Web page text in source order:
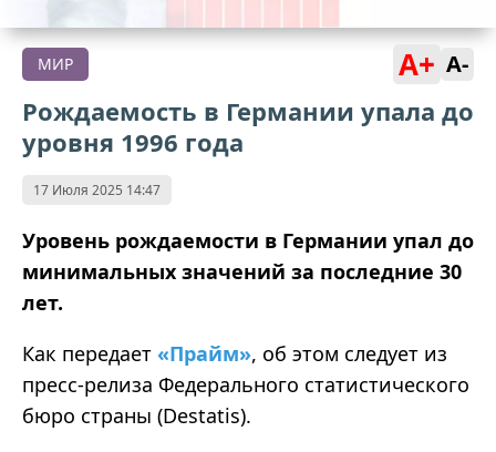
МИР A+ A-
Рождаемость в Германии упала до
уровня 1996 года
17 Июля 2025 14:47
Уровень рождаемости в Германии упал до
минимальных значений за последние 30
лет.
Как передает «Прайм», об этом следует из
пресс-релиза Федерального статистического
бюро страны (Destatis).